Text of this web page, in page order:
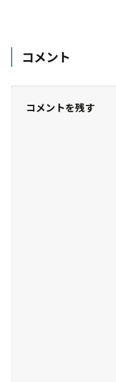
コメント
コメントを残す